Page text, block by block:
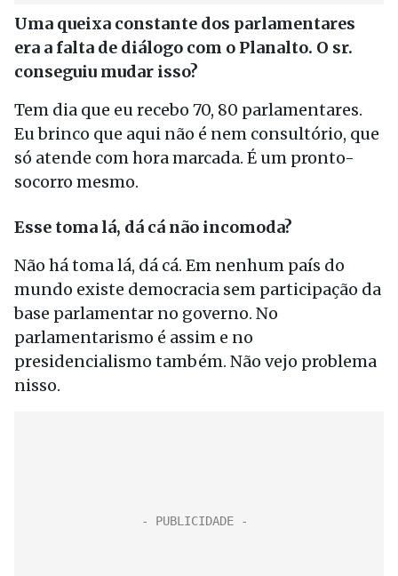
Uma queixa constante dos parlamentares
era a falta de diálogo com o Planalto. O sr.
conseguiu mudar isso?
Tem dia que eu recebo 70, 80 parlamentares.
Eu brinco que aqui não é nem consultório, que
só atende com hora marcada. É um pronto-
socorro mesmo.
Esse toma lá, dá cá não incomoda?
Não há toma lá, dá cá. Em nenhum país do
mundo existe democracia sem participação da
base parlamentar no governo. No
parlamentarismo é assim e no
presidencialismo também. Não vejo problema
nisso.